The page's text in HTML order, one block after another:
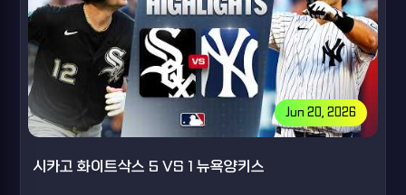
Jun 20, 2026
시카고 화이트삭스 5 VS 1 뉴욕양키스